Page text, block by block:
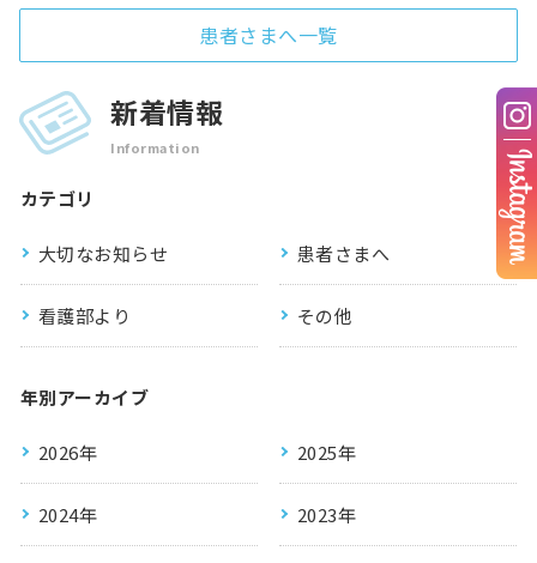
患者さまへ一覧
新着情報
Information
カテゴリ
大切なお知らせ 患者さまへ
看護部より その他
年別アーカイブ
2026年 2025年
2024年 2023年